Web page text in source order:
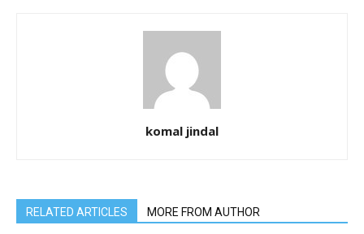
komal jindal
RELATED ARTICLES MORE FROM AUTHOR